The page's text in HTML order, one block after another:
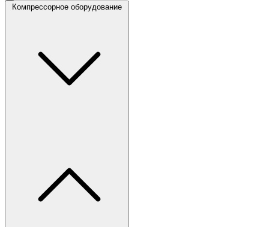
Компрессорное оборудование